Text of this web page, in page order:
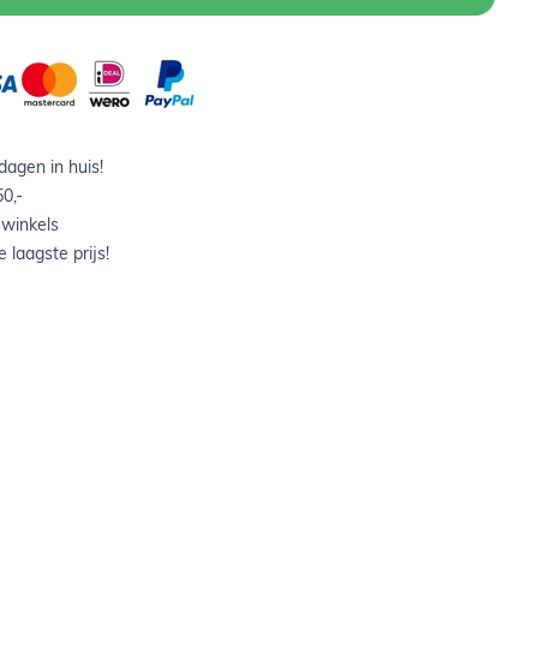
in huis!
laagste prijs!